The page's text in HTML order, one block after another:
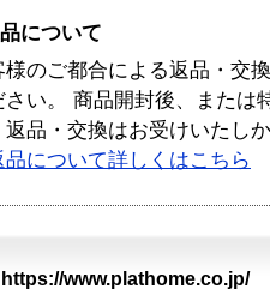
について
様のご都合による返品・交
さい。 商品開封後、または
返品・交換はお受けいたし
品について詳しくはこちら
https://www.plathome.co.jp/